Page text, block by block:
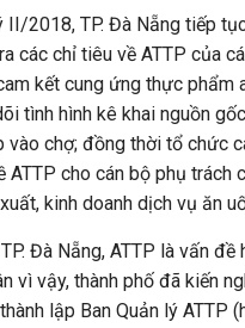
II/2018, TP. Đà Nẵng tiếp
các chỉ tiêu về ATTP của
kết cung ứng thực phẩm
tình hình kê khai nguồn
vào chợ; đồng thời tổ chức
ATTP cho cán bộ phụ trách
kinh doanh dịch vụ ăn
Đà Nẵng, ATTP là vấn
vì vậy, thành phố đã kiến
lập Ban Quản lý